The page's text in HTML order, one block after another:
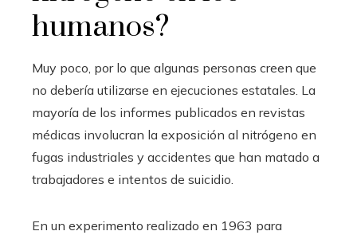
humanos?
Muy poco, por lo que algunas personas creen que
no debería utilizarse en ejecuciones estatales. La
mayoría de los informes publicados en revistas
médicas involucran la exposición al nitrógeno en
fugas industriales y accidentes que han matado a
trabajadores e intentos de suicidio.
En un experimento realizado en 1963 para